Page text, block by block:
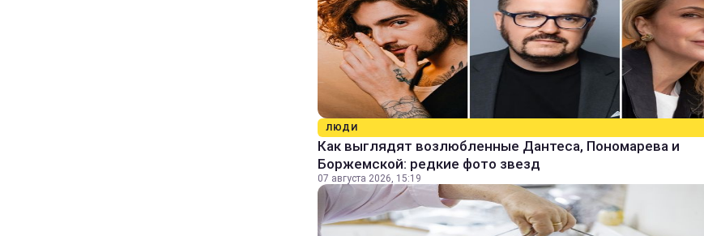
ЛЮДИ
Как выглядят возлюбленные Дантеса, Пономарева и
Боржемской: редкие фото звезд
07 августа 2026, 15:19